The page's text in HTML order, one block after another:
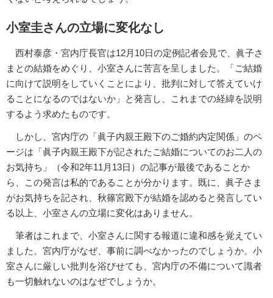
小室圭さんの立場に変化なし
西村泰彦・宮内庁長官は12月10日の定例記者会見で、眞子さ
まとの結婚をめぐり、小室さんに苦言を呈しました。「ご結婚
に向けて説明をしていくことにより、批判に対して答えていけ
ることになるのではないか」と発言し、これまでの経緯を説明
するよう求めたものです。
しかし、宮内庁の「眞子内親王殿下のご婚約内定関係」のペ
ージは「眞子内親王殿下が記されたご結婚についてのお二人の
お気持ち」（令和2年11月13日）の記事が最後であることか
ら、この発言は私的であることが分かります。既に、眞子さま
がお気持ちを記され、秋篠宮殿下が結婚を認めると発言してい
る以上、小室さんの立場に変化はありません。
筆者はこれまで、小室さんに関する報道に違和感を覚えてい
ました。宮内庁がなぜ、事前に調べなかったのでしょうか。小
室さんに厳しい批判を浴びせても、宮内庁の不備について識者
も一切触れないのはなぜでしょうか。